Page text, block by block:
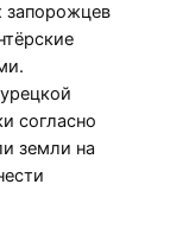
запорожцев
согласно
земли на